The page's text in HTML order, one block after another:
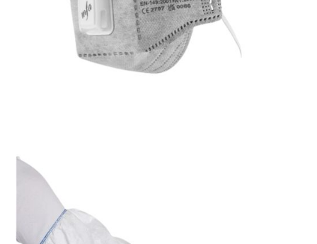
Dezynfekcja i środki ochrony indywidualnej
Okulary ochronne